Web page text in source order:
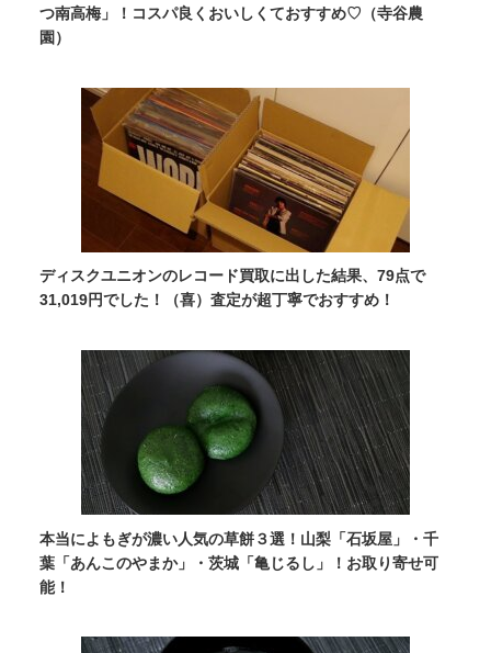
つ南高梅」！コスパ良くおいしくておすすめ♡（寺谷農
園）
ディスクユニオンのレコード買取に出した結果、79点で
31,019円でした！（喜）査定が超丁寧でおすすめ！
本当によもぎが濃い人気の草餅３選！山梨「石坂屋」・千
葉「あんこのやまか」・茨城「亀じるし」！お取り寄せ可
能！